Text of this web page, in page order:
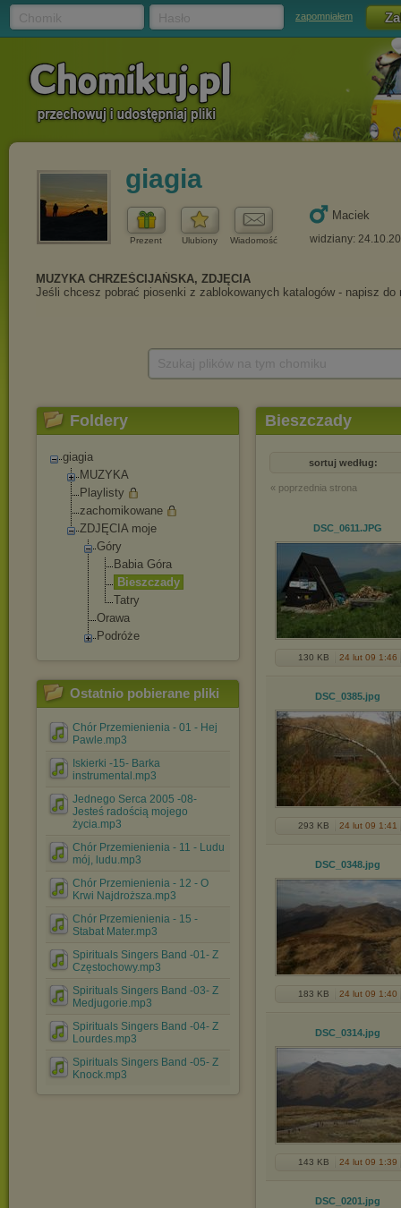
zapomniałem
giagia
Prezent Ulubiony Wiadomość
Maciek
widziany:
Foldery
giagia
MUZYKA
Playlisty
zachomikowane
ZDJĘCIA moje
Góry
Babia Góra
Bieszczady
Tatry
Orawa
Podróże
Ostatnio pobierane pliki
Chór Przemienienia - 01 - Hej
Pawle.mp3
Iskierki -15- Barka
instrumental.mp3
Jednego Serca 2005 -08-
Jesteś radością mojego
życia.mp3
Chór Przemienienia - 11 - Ludu
mój, ludu.mp3
Chór Przemienienia - 12 - O
Krwi Najdroższa.mp3
Chór Przemienienia - 15 -
Stabat Mater.mp3
Spirituals Singers Band -01- Z
Częstochowy.mp3
Spirituals Singers Band -03- Z
Medjugorie.mp3
Spirituals Singers Band -04- Z
Lourdes.mp3
Spirituals Singers Band -05- Z
Knock.mp3
Bieszczady
sortuj według:
« poprzednia strona
DSC_0611.JPG
130 KB 24 lut 09 1:46
DSC_0385.jpg
293 KB 24 lut 09 1:41
DSC_0348.jpg
183 KB 24 lut 09 1:40
DSC_0314.jpg
143 KB 24 lut 09 1:39
DSC_0201.jpg